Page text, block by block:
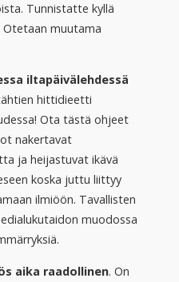
Tunnistatte kyllä
Otetaan muutama
iltapäivälehdessä
hittidieetti
Ota tästä ohjeet
nakertavat
ja heijastuvat ikävä
koska juttu liittyy
ilmiöön. Tavallisten
muodossa
aika raadollinen. On